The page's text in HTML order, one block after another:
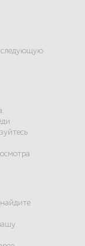
следующую